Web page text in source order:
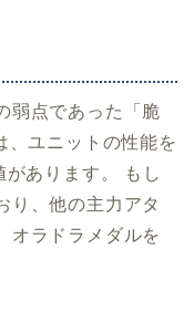
弱点であった「脆
、ユニットの性能を
あります。 もし
り、他の主力アタ
オラドラメダルを